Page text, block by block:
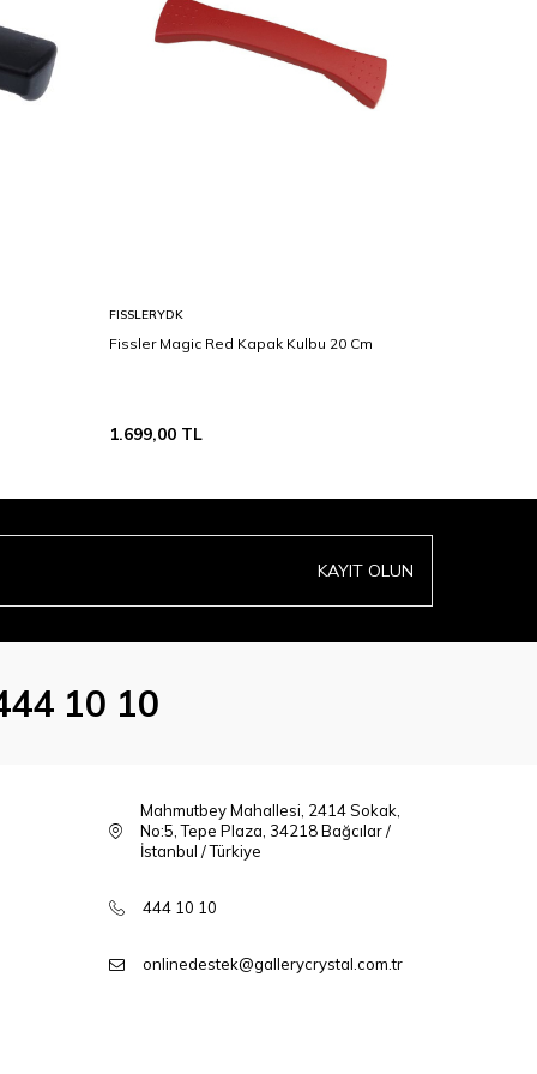
FISSLERYDK
Fissler Magic Red Kapak Kulbu 20 Cm
1.699,00 TL
KAYIT OLUN
10 10
Mahmutbey Mahallesi, 2414 Sokak,
No:5, Tepe Plaza, 34218 Bağcılar /
İstanbul / Türkiye
444 10 10
onlinedestek@gallerycrystal.com.tr